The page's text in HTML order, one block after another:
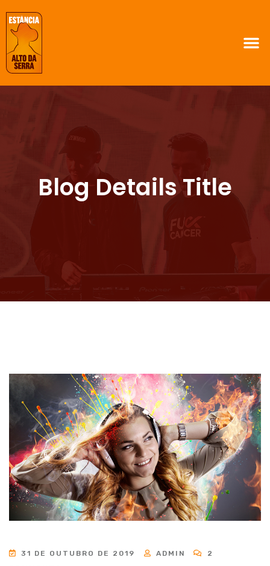
Blog Details Title
31 DE OUTUBRO DE 2019 ADMIN
2